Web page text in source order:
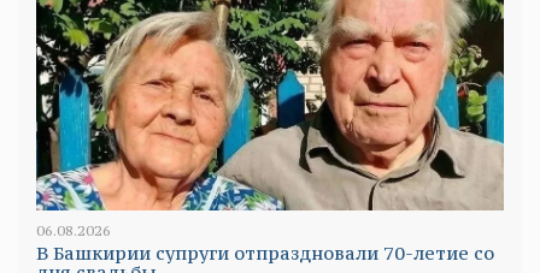
06.08.2026
В Башкирии супруги отпраздновали 70-летие со